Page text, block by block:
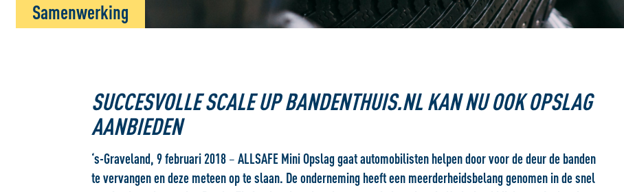
Samenwerking
SUCCESVOLLE SCALE UP BANDENTHUIS.NL KAN NU OOK OPSLAG
AANBIEDEN
‘s-Graveland, 9 februari 2018 –ALLSAFE Mini Opslag gaat automobilisten helpen door voor de deur de banden
te vervangen en deze meteen op te slaan. De onderneming heeft een meerderheidsbelang genomen in de snel